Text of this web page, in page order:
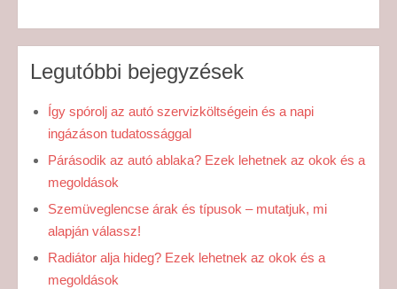
Legutóbbi bejegyzések
Így spórolj az autó szervizköltségein és a napi
ingázáson tudatossággal
Párásodik az autó ablaka? Ezek lehetnek az okok és a
megoldások
Szemüveglencse árak és típusok – mutatjuk, mi
alapján válassz!
Radiátor alja hideg? Ezek lehetnek az okok és a
megoldások